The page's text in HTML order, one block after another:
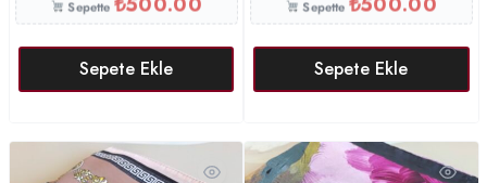
Sepette
Sepete Ekle
Sepette
Sepete Ekle